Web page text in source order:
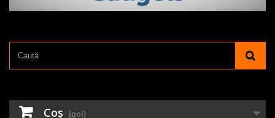
Coş (gol)